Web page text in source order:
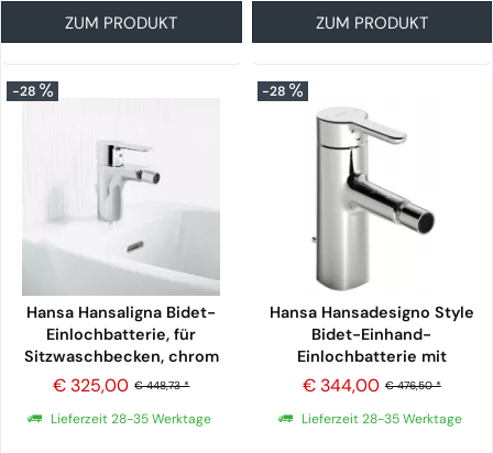
ZUM PRODUKT ZUM PRODUKT
-28
Hansa Hansaligna Bidet-
Einlochbatterie, für
Sitzwaschbecken, chrom
€ 448,73 *
€ 325,00
Lieferzeit 28-35 Werktage
-28
Hansa Hansadesigno Style
Bidet-Einhand-
Einlochbatterie mit
Ablaufgarnitur, chrom
€ 476,50 *
€ 344,00
Lieferzeit 28-35 Werktage